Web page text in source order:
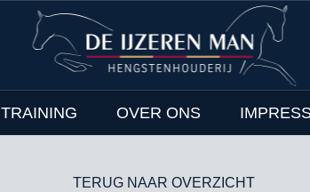
TRAINING OVER ONS
TERUG NAAR OVERZICHT